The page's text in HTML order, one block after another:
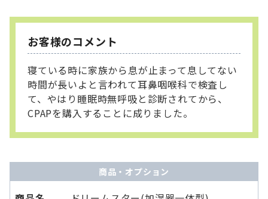
お客様のコメント
寝ている時に家族から息が止まって息してない
時間が長いよと言われて耳鼻咽喉科で検査し
て、やはり睡眠時無呼吸と診断されてから、
CPAPを購入することに成りました。
商品・オプション